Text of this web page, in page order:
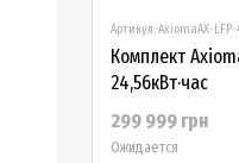
Артикул: AxiomaAX-LFP-
Комплект
24,56кВт·час
299 999 грн
Ожидается